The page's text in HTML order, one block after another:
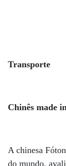
Transporte
Chinês made
A chinesa
do mundo,